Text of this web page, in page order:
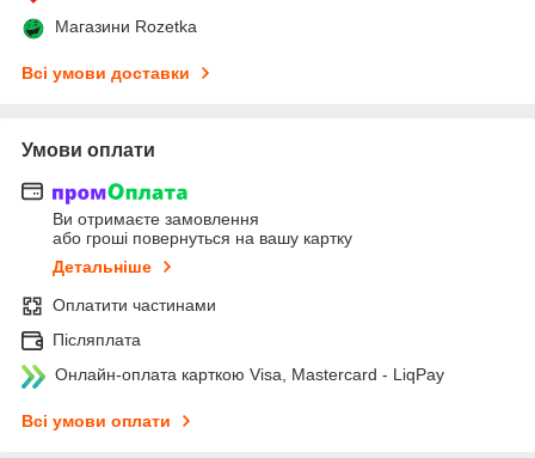
Магазини Rozetka
Всі умови доставки
Умови оплати
Ви отримаєте замовлення
або гроші повернуться на вашу картку
Детальніше
Оплатити частинами
Післяплата
Онлайн-оплата карткою Visa, Mastercard - LiqPay
Всі умови оплати